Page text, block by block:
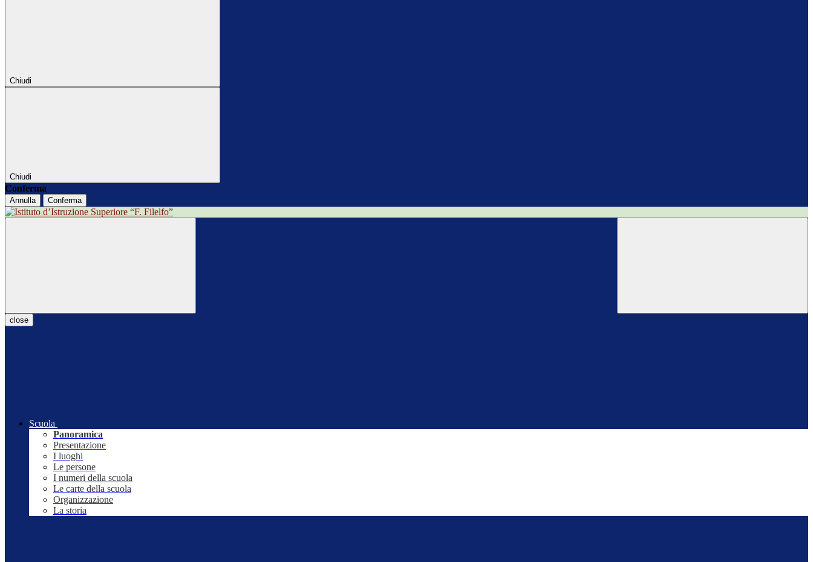
Chiudi
Chiudi
Conferma
Annulla Conferma
close
Scuola
Panoramica
Presentazione
I luoghi
Le persone
I numeri della scuola
Le carte della scuola
Organizzazione
La storia